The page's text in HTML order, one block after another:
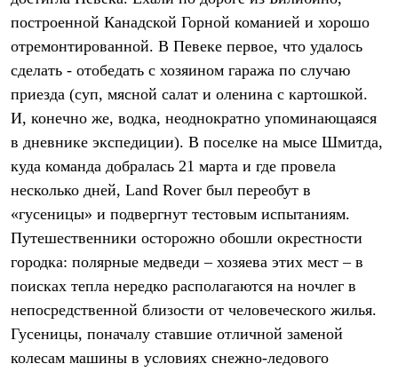
Брюки
Штормовая одежда
Куртки
Софтшелл одежда
Куртки
Брюки
Рубашки
Футболки
Брюки
Термобелье
Теплое термобелье
Среднее термобелье
Легкое термобелье
Флисовая одежда
Брюки
Детская одежда
построенной Канадской Горной команией и хорошо
отремонтированной. В Певеке первое, что удалось
сделать - отобедать с хозяином гаража по случаю
приезда (суп, мясной салат и оленина с картошкой.
И, конечно же, водка, неоднократно упоминающаяся
в дневнике экспедиции). В поселке на мысе Шмитда,
куда команда добралась 21 марта и где провела
несколько дней, Land Rover был переобут в
«гусеницы» и подвергнут тестовым испытаниям.
Путешественники осторожно обошли окрестности
городка: полярные медведи – хозяева этих мест – в
поисках тепла нередко располагаются на ночлег в
непосредственной близости от человеческого жилья.
Гусеницы, поначалу ставшие отличной заменой
колесам машины в условиях снежно-ледового